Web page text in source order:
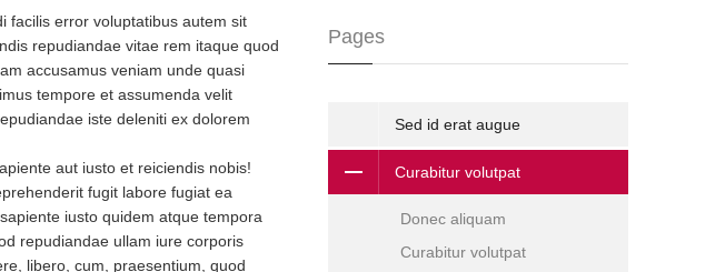
facilis error voluptatibus autem sit
repudiandae vitae rem itaque quod
accusamus veniam unde quasi
tempore et assumenda velit
iste deleniti ex dolorem
aut iusto et reiciendis nobis!
fugit labore fugiat ea
iusto quidem atque tempora
repudiandae ullam iure corporis
libero, cum, praesentium, quod
Pages
Sed id erat augue
Curabitur volutpat
Donec aliquam
Curabitur volutpat